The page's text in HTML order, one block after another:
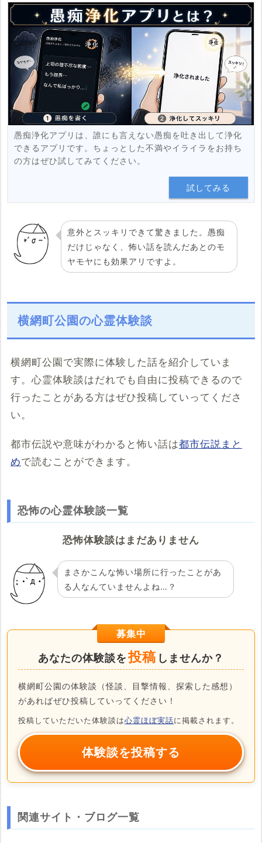
例：https://www.youtube.com/watch?v=***********
例：https://youtu.be/***********
投稿する
愚痴浄化アプリは、誰にも言えない愚痴を吐き出して浄化
できるアプリです。ちょっとした不満やイライラをお持ち
の方はぜひ試してみてください。
試してみる
意外とスッキリできて驚きました。愚痴
だけじゃなく、怖い話を読んだあとのモ
ヤモヤにも効果アリですよ。
横網町公園の心霊体験談
横網町公園で実際に体験した話を紹介していま
す。心霊体験談はだれでも自由に投稿できるので
行ったことがある方はぜひ投稿していってくださ
い。
都市伝説や意味がわかると怖い話は都市伝説まと
めで読むことができます。
恐怖の心霊体験談一覧
恐怖体験談はまだありません
まさかこんな怖い場所に行ったことがあ
る人なんていませんよね…？
募集中
あなたの体験談を投稿 しませんか？
横網町公園の体験談（怪談、目撃情報、探索した感想）
があればぜひ投稿していってください！
投稿していただいた体験談は心霊ほぼ実話に掲載されます。
体験談を投稿する
関連サイト・ブログ一覧